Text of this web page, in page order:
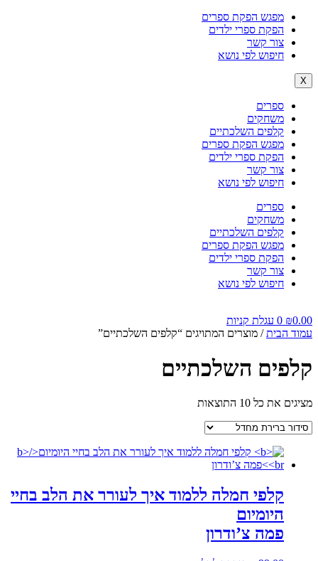
מפגש הפקת ספרים
הפקת ספרי ילדים
צור קשר
חיפוש לפי נושא
X
ספרים
משחקים
קלפים השלכתיים
מפגש הפקת ספרים
הפקת ספרי ילדים
צור קשר
חיפוש לפי נושא
ספרים
משחקים
קלפים השלכתיים
מפגש הפקת ספרים
הפקת ספרי ילדים
צור קשר
חיפוש לפי נושא
₪0.00
0 עגלת קניות
עמוד הבית/ מוצרים המתויגים “קלפים השלכתיים”
קלפים השלכתיים
מציגים את כל ⁦10⁩ התוצאות
קלפי חמלה ללמוד איך לעורר את הלב בחיי
היומיום
פמה צ’ודרון